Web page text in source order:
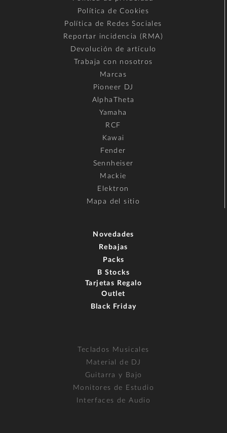
Política de Cookies
Política de Redes Sociales
Reportar incidencia (RMA)
Devolución de artículo
Trabaja con nosotros
Marcas
Pioneer DJ
AlphaTheta
Yamaha
RCF
Kawai
Fender
Sennheiser
Mackie
Elektron
Mapa del sitio
Novedades
Rebajas
Packs
B Stocks
Tarjetas Regalo
Outlet
Black Friday
Teclados Musicales
Material de DJ
Guitarra y Bajo
Monitores de Estudio
Interfaces de Audio